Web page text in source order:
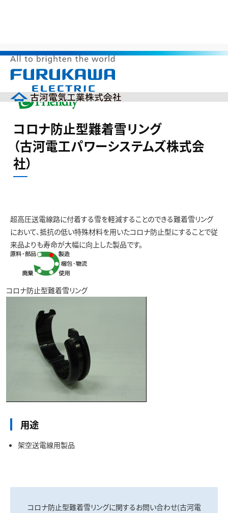
ニ
ュ
製品情報
研究開発
投資家の皆様へ（IR）
サステナビリティ
製品カタログ
ニュース
お問い合わせ
HOME > サステナビリティ > 環境調和製品 > >
止型難着雪リング （古河電工パワーシステムズ株式会社）
コロナ防止型難着雪リング
（古河電工パワーシステムズ株式会
社）
超高圧送電線路に付着する雪を軽減することのできる難着雪リング
において、抵抗の低い特殊材料を用いたコロナ防止型にすることで従
来品よりも寿命が大幅に向上した製品です。
コロナ防止型難着雪リング
用途
架空送電線用製品
コロナ防止型難着雪リングに関するお問い合わせ(古河電